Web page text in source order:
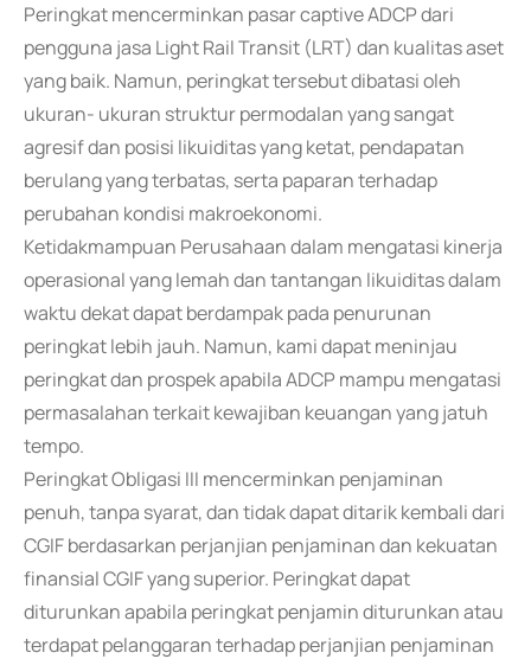
Peringkat mencerminkan pasar captive ADCP dari
pengguna jasa Light Rail Transit (LRT) dan kualitas aset
yang baik. Namun, peringkat tersebut dibatasi oleh
ukuran- ukuran struktur permodalan yang sangat
agresif dan posisi likuiditas yang ketat, pendapatan
berulang yang terbatas, serta paparan terhadap
perubahan kondisi makroekonomi.
Ketidakmampuan Perusahaan dalam mengatasi kinerja
operasional yang lemah dan tantangan likuiditas dalam
waktu dekat dapat berdampak pada penurunan
peringkat lebih jauh. Namun, kami dapat meninjau
peringkat dan prospek apabila ADCP mampu mengatasi
permasalahan terkait kewajiban keuangan yang jatuh
tempo.
Peringkat Obligasi III mencerminkan penjaminan
penuh, tanpa syarat, dan tidak dapat ditarik kembali dari
CGIF berdasarkan perjanjian penjaminan dan kekuatan
finansial CGIF yang superior. Peringkat dapat
diturunkan apabila peringkat penjamin diturunkan atau
terdapat pelanggaran terhadap perjanjian penjaminan